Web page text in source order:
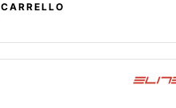
CARRELLO